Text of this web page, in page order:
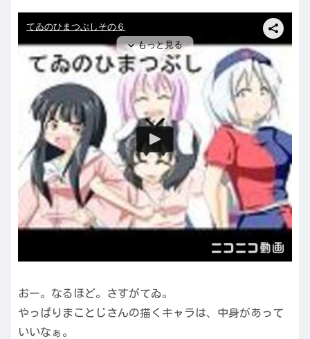
おー。なるほど。さすがてゐ。
やっぱりまことじさんの描くキャラは、中身があって
いいなぁ。